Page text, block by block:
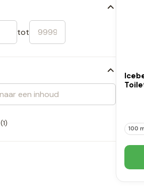
tot
(1)
100